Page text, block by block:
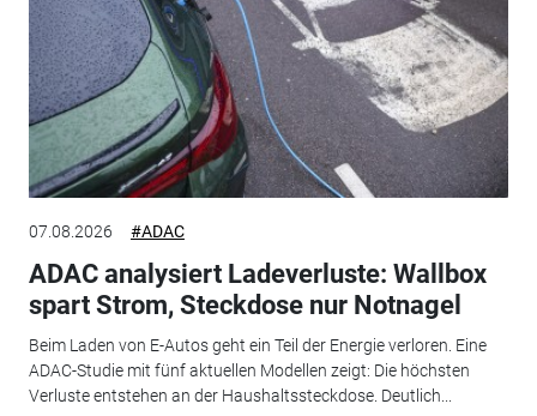
07.08.2026 #ADAC
ADAC analysiert Ladeverluste: Wallbox
spart Strom, Steckdose nur Notnagel
Beim Laden von E-Autos geht ein Teil der Energie verloren. Eine
ADAC-Studie mit fünf aktuellen Modellen zeigt: Die höchsten
Verluste entstehen an der Haushaltssteckdose. Deutlich...